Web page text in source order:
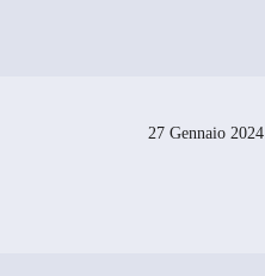
27 Gennaio 2024